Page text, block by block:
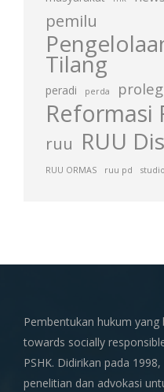
pemilu
Tilang
peradi perda
Reformasi
ruu RUU
RUU ORMAS ruu pd studio
Pembentukan hukum
towards socially
PSHK. Didirikan pada
penelitian dan advokasi